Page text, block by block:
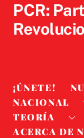
PCR:
¡ÚNETE!
NACIONAL
TEORÍA
ACERCA DE